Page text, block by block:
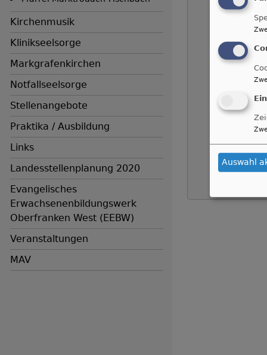
Kirchenmusik
Klinikseelsorge
Markgrafenkirchen
Notfallseelsorge
Stellenangebote
Praktika / Ausbildung
Links
Landesstellenplanung 2020
Evangelisches
Erwachsenenbildungswerk
Oberfranken West (EEBW)
Veranstaltungen
MAV
Auswahl